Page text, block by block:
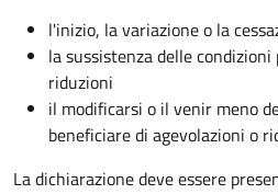
l'inizio, la variazione o la
la sussistenza delle
riduzioni
il modificarsi o il venir meno
beneficiare di agevolazioni o
La dichiarazione deve essere